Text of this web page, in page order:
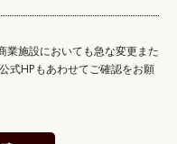
施設においても急な変更また
式HPもあわせてご確認をお願